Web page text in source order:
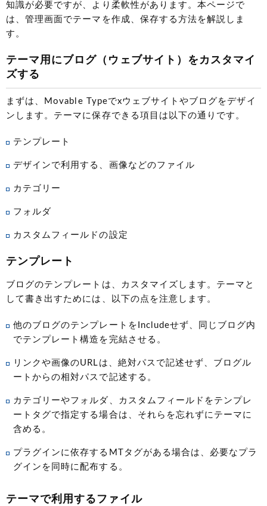
知識が必要ですが、より柔軟性があります。本ページで
は、管理画面でテーマを作成、保存する方法を解説しま
す。
テーマ用にブログ（ウェブサイト）をカスタマイ
ズする
まずは、Movable Typeでxウェブサイトやブログをデザイ
ンします。テーマに保存できる項目は以下の通りです。
テンプレート
デザインで利用する、画像などのファイル
カテゴリー
フォルダ
カスタムフィールドの設定
テンプレート
ブログのテンプレートは、カスタマイズします。テーマと
して書き出すためには、以下の点を注意します。
他のブログのテンプレートをIncludeせず、同じブログ内
でテンプレート構造を完結させる。
リンクや画像のURLは、絶対パスで記述せず、ブログル
ートからの相対パスで記述する。
カテゴリーやフォルダ、カスタムフィールドをテンプレ
ートタグで指定する場合は、それらを忘れずにテーマに
含める。
プラグインに依存するMTタグがある場合は、必要なプラ
グインを同時に配布する。
テーマで利用するファイル